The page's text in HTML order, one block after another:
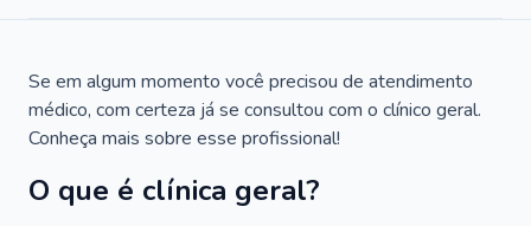
Se em algum momento você precisou de atendimento
médico, com certeza já se consultou com o clínico geral.
Conheça mais sobre esse profissional!
O que é clínica geral?